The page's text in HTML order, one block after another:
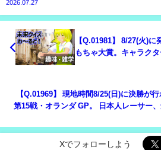
2026.07.27
【Q.01981】 8/27(火)
もちゃ大賞。キャラク
【Q.01969】 現地時間8/25(日)に決勝が
第15戦・オランダ GP。 日本人レーサー
Xでフォローしよう